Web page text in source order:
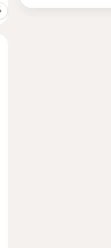
Dúvidas respondidas (19)